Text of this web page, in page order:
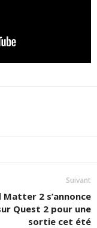
Suivant
Matter 2 s’annonce
Quest 2 pour une
sortie cet été